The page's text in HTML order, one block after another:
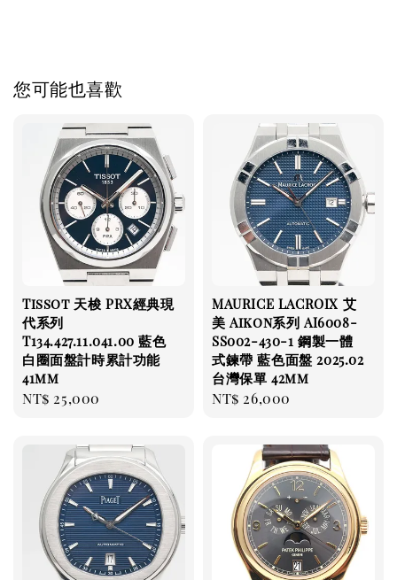
您可能也喜歡
Tissot 天梭 PRX經典現
代系列
T134.427.11.041.00 藍色
白圈面盤計時累計功能
41mm
Regular
NT$ 25,000
MAURICE LACROIX 艾
美 Aikon系列 AI6008-
SS002-430-1 鋼製一體
式鍊帶 藍色面盤 2025.02
台灣保單 42mm
Regular
NT$ 26,000